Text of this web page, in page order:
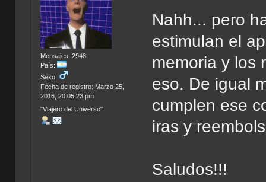
Mensajes: 2948
País:
Sexo:
Fecha de registro: Marzo 25,
2016, 20:05:23 pm
"Viajero del Universo"
Nahh... pero
estimulan el
memoria y los
eso. De igual
cumplen ese
iras y
Saludos!!!